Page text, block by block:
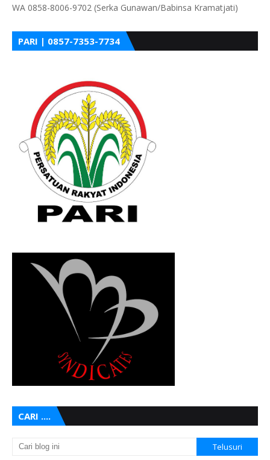
WA 0858-8006-9702 (Serka Gunawan/Babinsa Kramatjati)
PARI | 0857-7353-7734
CARI ....